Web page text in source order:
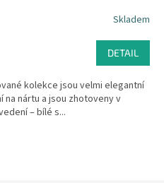
Skladem
DETAIL
kolekce jsou velmi elegantní
na nártu a jsou zhotoveny v
– bílé s...